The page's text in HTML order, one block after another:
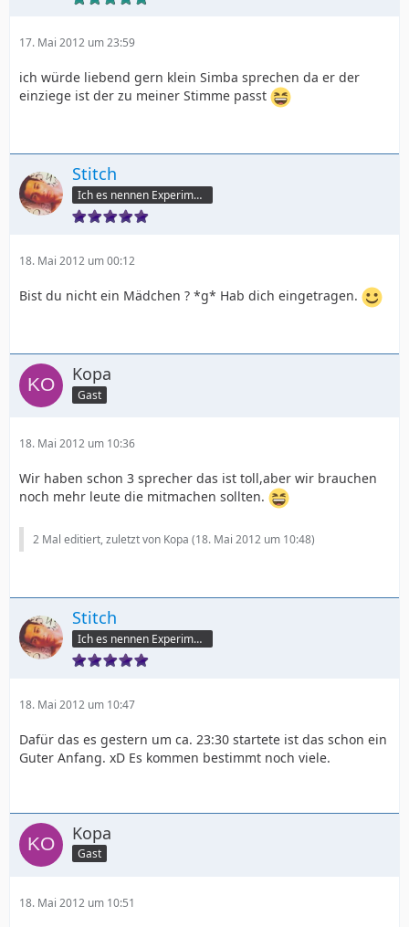
17. Mai 2012 um 23:59
ich würde liebend gern klein Simba sprechen da er der
einziege ist der zu meiner Stimme passt
Stitch
Ich es nennen Experiment 6-2-6
18. Mai 2012 um 00:12
Bist du nicht ein Mädchen ? *g* Hab dich eingetragen.
Kopa
Gast
18. Mai 2012 um 10:36
Wir haben schon 3 sprecher das ist toll,aber wir brauchen
noch mehr leute die mitmachen sollten.
2 Mal editiert, zuletzt von Kopa (18. Mai 2012 um 10:48)
Stitch
Ich es nennen Experiment 6-2-6
18. Mai 2012 um 10:47
Dafür das es gestern um ca. 23:30 startete ist das schon ein
Guter Anfang. xD Es kommen bestimmt noch viele.
Kopa
Gast
18. Mai 2012 um 10:51